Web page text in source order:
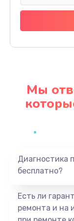
Мы
Диагностика
бесплатно?
Есть ли
ремонта и на